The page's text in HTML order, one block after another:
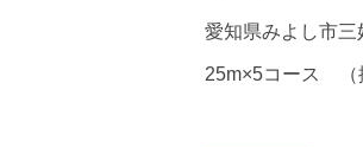
愛知県みよし市三
25m×5コース （